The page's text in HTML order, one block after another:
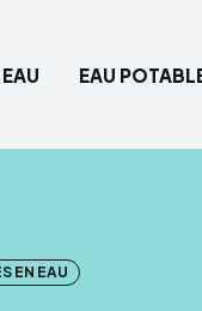
EAU
EN EAU